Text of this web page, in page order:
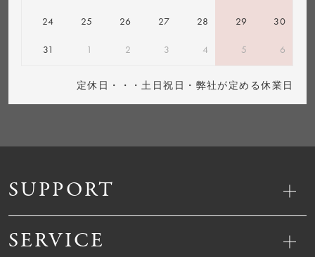
SUPPORT
SERVICE
24 25 26 27 28 29 30
31 1 2 3 4 5 6
定休日・・・土日祝日・弊社が定める休業日